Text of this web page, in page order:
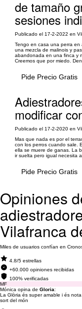
de tamaño
sesiones
Publicado el 17-2-2022 en
Tengo en casa una perra
una mezcla de malinois y
abandonada en una finca y
Creemos que por miedo.
Pide Precio Gratis
modificar
Publicado el 17-2-2020 en
Mas que nada es por el
con los perros cuando sale.
ella se muere de ganas. La
ir suelta pero igual necesita
Pide Precio Gratis
Opiniones
Vilafranca
Miles de usuarios confían en
4.8/5 estrellas
+60.000 opiniones recibidas
100% verificadas
MF
Mónica opina de Gloria:
La Glòria és super amable i és
sort del món